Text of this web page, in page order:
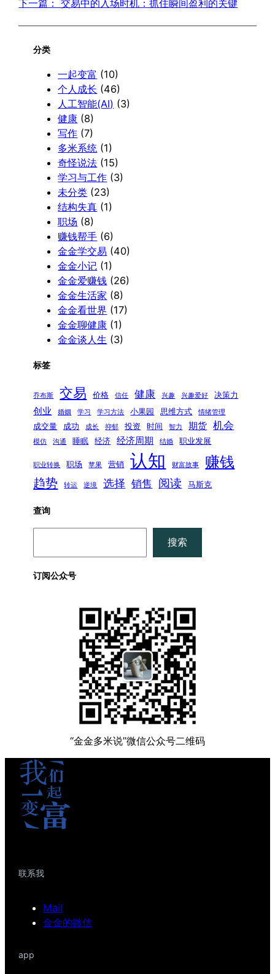
下一篇：
交易中的入场时机：抓住瞬间盈利的关键
分类
一起变富 (10)
个人成长 (46)
人工智能(AI) (3)
健康 (8)
写作 (7)
多米系统 (1)
奇怪说法 (15)
学习与工作 (3)
未分类 (23)
结构失真 (1)
职场 (8)
赚钱帮手 (6)
金金学交易 (40)
金金小记 (1)
金金爱赚钱 (26)
金金生活家 (8)
金金看世界 (17)
金金聊健康 (1)
金金谈人生 (3)
标签
乔布斯 交易 价格 信任 健康 兴趣 兴趣爱好 决策力
创业 婚姻 学习 学习方法 小果园 思维方式 情绪管理
成交量 成功 成长 抑郁 投资 时间 智力 期货 机会
模仿 沟通 睡眠 经济 经济周期 结婚 职业发展
职业转换 职场 苹果 营销 认知 财富故事 赚钱
趋势 转运 逆境 选择 销售 阅读 马斯克
查询
搜索
订阅公众号
“金金多米说”微信公众号二维码
联系我
Mail
金金的微信
app